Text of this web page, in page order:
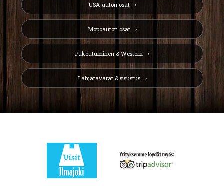
USA-auton osat
Mopoauton osat
Pukeutuminen & Western
Lahjatavarat & sisustus